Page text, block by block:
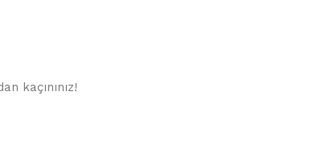
kaçınınız!